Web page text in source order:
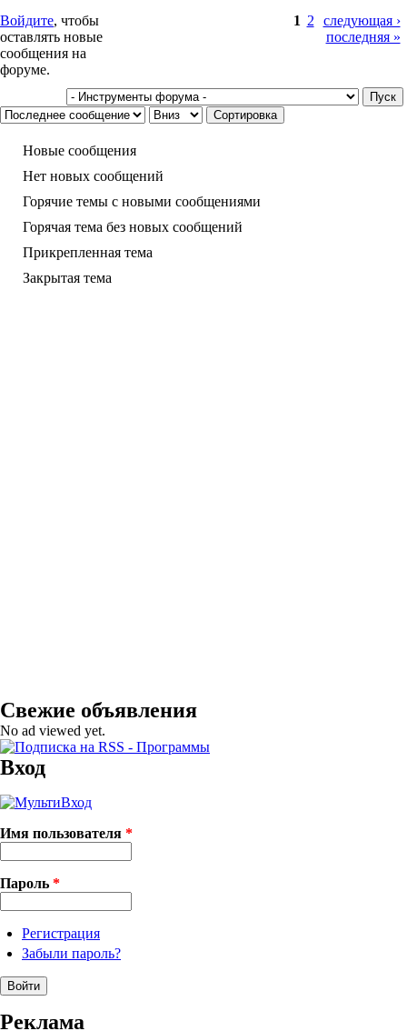
Войдите, чтобы
оставлять новые
сообщения на
форуме.
Страницы 1 2
следующая ›
последняя »
Сортировка по Сортировка
Новые сообщения
Нет новых сообщений
Горячие темы с новыми сообщениями
Горячая тема без новых сообщений
Прикрепленная тема
Закрытая тема
Свежие объявления
No ad viewed yet.
Вход
Имя пользователя *
Пароль *
Регистрация
Забыли пароль?
Реклама